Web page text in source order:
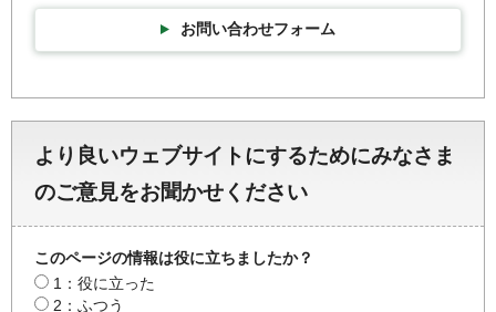
お問い合わせフォーム
より良いウェブサイトにするためにみなさま
のご意見をお聞かせください
このページの情報は役に立ちましたか？
1：役に立った
2：ふつう